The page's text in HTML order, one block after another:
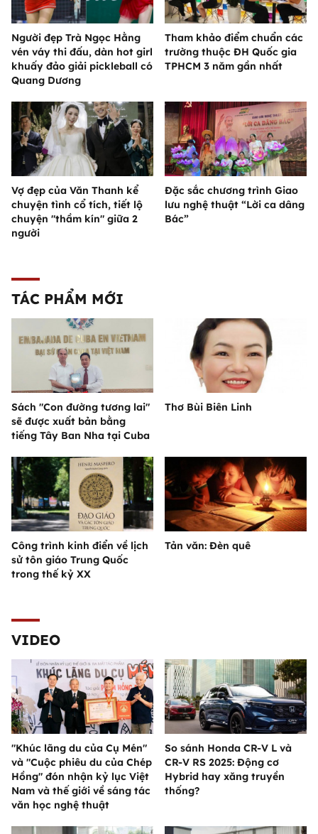
Người đẹp Trà Ngọc Hằng
vén váy thi đấu, dàn hot girl
khuấy đảo giải pickleball có
Quang Dương
Tham khảo điểm chuẩn các
trường thuộc ĐH Quốc gia
TPHCM 3 năm gần nhất
Vợ đẹp của Văn Thanh kể
chuyện tình cổ tích, tiết lộ
chuyện "thầm kín" giữa 2
người
Đặc sắc chương trình Giao
lưu nghệ thuật “Lời ca dâng
Bác”
TÁC PHẨM MỚI
Sách "Con đường tương lai"
sẽ được xuất bản bằng
tiếng Tây Ban Nha tại Cuba
Thơ Bùi Biên Linh
Công trình kinh điển về lịch
sử tôn giáo Trung Quốc
trong thế kỷ XX
Tản văn: Đèn quê
VIDEO
"Khúc lãng du của Cụ Mén"
và "Cuộc phiêu du của Chép
Hồng" đón nhận kỷ lục Việt
Nam và thế giới về sáng tác
văn học nghệ thuật
So sánh Honda CR-V L và
CR-V RS 2025: Động cơ
Hybrid hay xăng truyền
thống?